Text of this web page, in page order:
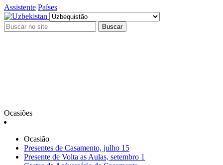
Assistente Países
Buscar
Ocasiões
Ocasião
Presentes de Casamento, julho 15
Presente de Volta as Aulas, setembro 1